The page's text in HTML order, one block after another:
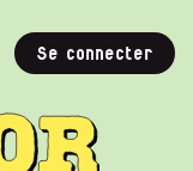
Se connecter